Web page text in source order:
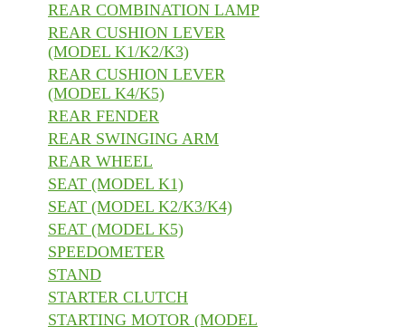
REAR COMBINATION LAMP
REAR CUSHION LEVER
(MODEL K1/K2/K3)
REAR CUSHION LEVER
(MODEL K4/K5)
REAR FENDER
REAR SWINGING ARM
REAR WHEEL
SEAT (MODEL K1)
SEAT (MODEL K2/K3/K4)
SEAT (MODEL K5)
SPEEDOMETER
STAND
STARTER CLUTCH
STARTING MOTOR (MODEL